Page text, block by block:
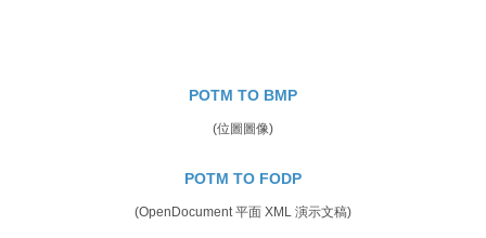
POTM TO BMP
(位圖圖像)
POTM TO FODP
(OpenDocument 平面 XML 演示文稿)